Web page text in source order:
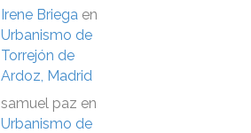
Irene Briega en
Urbanismo de
Torrejón de
Ardoz, Madrid
samuel paz en
Urbanismo de